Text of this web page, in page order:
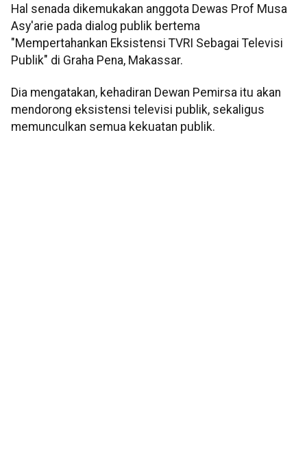
Hal senada dikemukakan anggota Dewas Prof Musa
Asy'arie pada dialog publik bertema
"Mempertahankan Eksistensi TVRI Sebagai Televisi
Publik" di Graha Pena, Makassar.
Dia mengatakan, kehadiran Dewan Pemirsa itu akan
mendorong eksistensi televisi publik, sekaligus
memunculkan semua kekuatan publik.